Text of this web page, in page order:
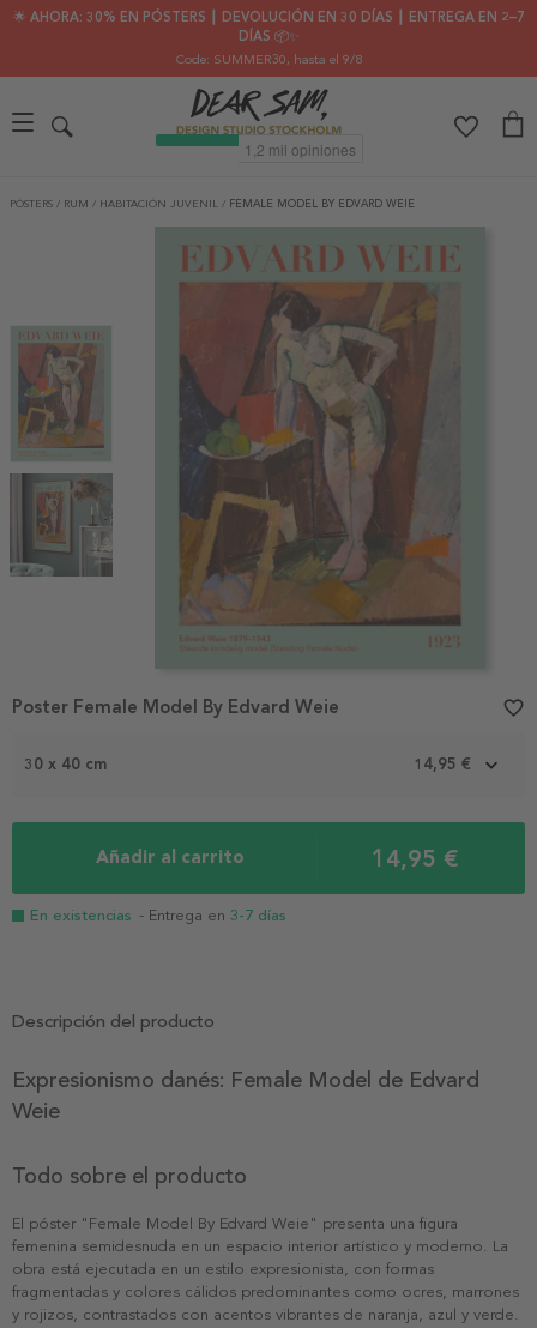
🌟 AHORA: 30% EN PÓSTERS ┃ DEVOLUCIÓN EN 30 DÍAS ┃ ENTREGA EN 2–7
DÍAS 📦✨
Code: SUMMER30, hasta el 9/8
PÓSTERS / RUM / HABITACIÓN JUVENIL / FEMALE MODEL BY EDVARD WEIE
1
30 x 40 cm 14,95 €
Añadir al carrito 14,95 €
En existencias - Entrega en 3-7 días
Poster Female Model By Edvard Weie favorite_border
Descripción del producto
Expresionismo danés: Female Model de Edvard
Weie
Todo sobre el producto
El póster "Female Model By Edvard Weie" presenta una figura
femenina semidesnuda en un espacio interior artístico y moderno. La
obra está ejecutada en un estilo expresionista, con formas
fragmentadas y colores cálidos predominantes como ocres, marrones
y rojizos, contrastados con acentos vibrantes de naranja, azul y verde.